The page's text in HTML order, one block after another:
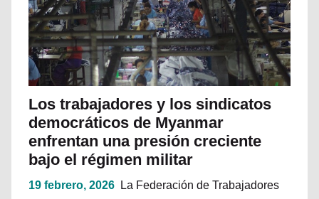
Los trabajadores y los sindicatos
democráticos de Myanmar
enfrentan una presión creciente
bajo el régimen militar
19 febrero, 2026
La Federación de Trabajadores